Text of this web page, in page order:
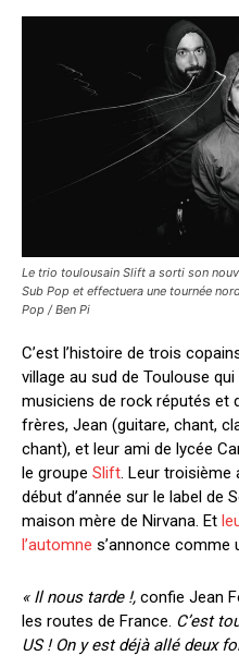
Le trio toulousain Slift a sorti son
Sub Pop et effectuera une tournée
Pop / Ben Pi
C’est l’histoire de trois
village au sud de Toulouse
musiciens de rock réputés et
frères, Jean (guitare, chant,
chant), et leur ami de lycée
le groupe Slift. Leur troisième
début d’année sur le label de
maison mère de Nirvana. Et
l’automne s’annonce comme
« Il nous tarde !, confie Jean
les routes de France. C’est
US ! On y est déjà allé deux